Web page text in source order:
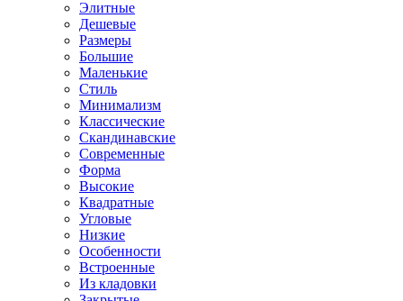
Элитные
Дешевые
Размеры
Большие
Маленькие
Стиль
Минимализм
Классические
Скандинавские
Современные
Форма
Высокие
Квадратные
Угловые
Низкие
Особенности
Встроенные
Из кладовки